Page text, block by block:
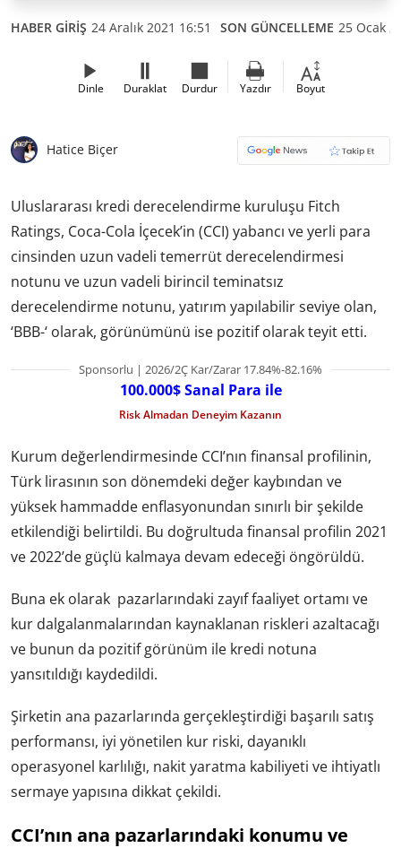
HABER GİRİŞ 24 Aralık 2021 16:51 SON GÜNCELLEME 25 Ocak
Dinle Duraklat Durdur Yazdır Boyut
Hatice Biçer
Uluslararası kredi derecelendirme kuruluşu Fitch
Ratings, Coca-Cola İçecek’in (CCI) yabancı ve yerli para
cinsinden uzun vadeli temerrüt derecelendirmesi
notunu ve uzun vadeli birincil teminatsız
derecelendirme notunu, yatırım yapılabilir seviye olan,
‘BBB-‘ olarak, görünümünü ise pozitif olarak teyit etti.
Sponsorlu | 2026/2Ç Kar/Zarar 17.84%-82.16%
100.000$ Sanal Para ile
Risk Almadan Deneyim Kazanın
Kurum değerlendirmesinde CCI’nın finansal profilinin,
Türk lirasının son dönemdeki değer kaybından ve
yüksek hammadde enflasyonundan sınırlı bir şekilde
etkilendiği belirtildi. Bu doğrultuda finansal profilin 2021
ve 2022’de güçlü kalmaya devam edeceği öngörüldü.
Buna ek olarak pazarlarındaki zayıf faaliyet ortamı ve
kur dalgalanmalarından kaynaklanan riskleri azaltacağı
ve bunun da pozitif görünüm ile kredi notuna
yansıtıldığı kaydedildi.
Şirketin ana pazarlarında gerçekleştirdiği başarılı satış
performansı, iyi yönetilen kur riski, dayanıklı
operasyonel karlılığı, nakit yaratma kabiliyeti ve ihtiyatlı
sermaye yapısına dikkat çekildi.
CCI’nın ana pazarlarındaki konumu ve